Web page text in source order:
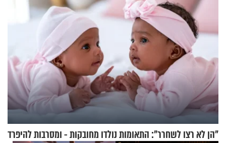
"הן לא רצו לשחרר": התאומות נולדו מחובקות - ומסרבות להיפרד